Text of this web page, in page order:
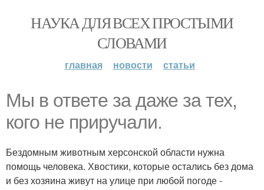
НАУКА ДЛЯ ВСЕХ ПРОСТЫМИ
СЛОВАМИ
главная новости статьи
Мы в ответе за даже за тех,
кого не приручали.
Бездомным животным херсонской области нужна
помощь человека. Хвостики, которые остались без дома
и без хозяина живут на улице при любой погоде -